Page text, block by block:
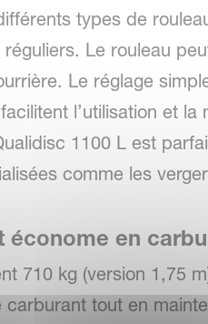
types de
Le rouleau
Le réglage
l’utilisation et
1100 L est
comme les
économe en
710 kg (version 1,75
tout en